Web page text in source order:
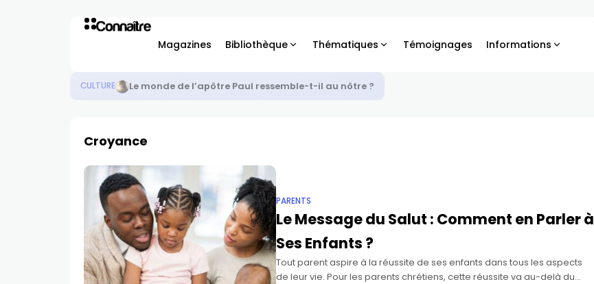
Magazines Bibliothèque Thématiques Témoignages Informations
NON CLASSÉ Le paradoxe de Noël : Dieu se fait petit pour sauver le monde
Croyance
PARENTS
Le Message du Salut : Comment en Parler à
Ses Enfants ?
Tout parent aspire à la réussite de ses enfants dans tous les aspects
de leur vie. Pour les parents chrétiens, cette réussite va au-delà du